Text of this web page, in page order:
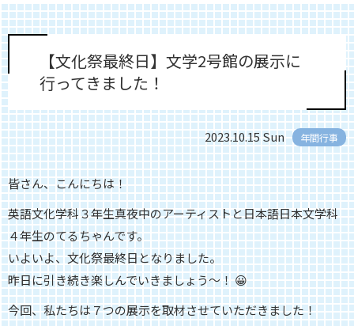
【文化祭最終日】文学2号館の展示に
行ってきました！
2023.10.15 Sun 年間行事
皆さん、こんにちは！
英語文化学科３年生真夜中のアーティストと日本語日本文学科
４年生のてるちゃんです。
いよいよ、文化祭最終日となりました。
昨日に引き続き楽しんでいきましょう～！ 😀
今回、私たちは７つの展示を取材させていただきました！